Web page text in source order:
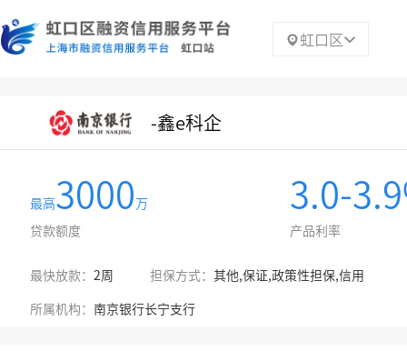
虹口区
-鑫e科企
最高3000 万
贷款额度
3.0-
产品利率
最快放款： 2周 担保方式： 其他,保证,政策性担保,信用
所属机构： 南京银行长宁支行